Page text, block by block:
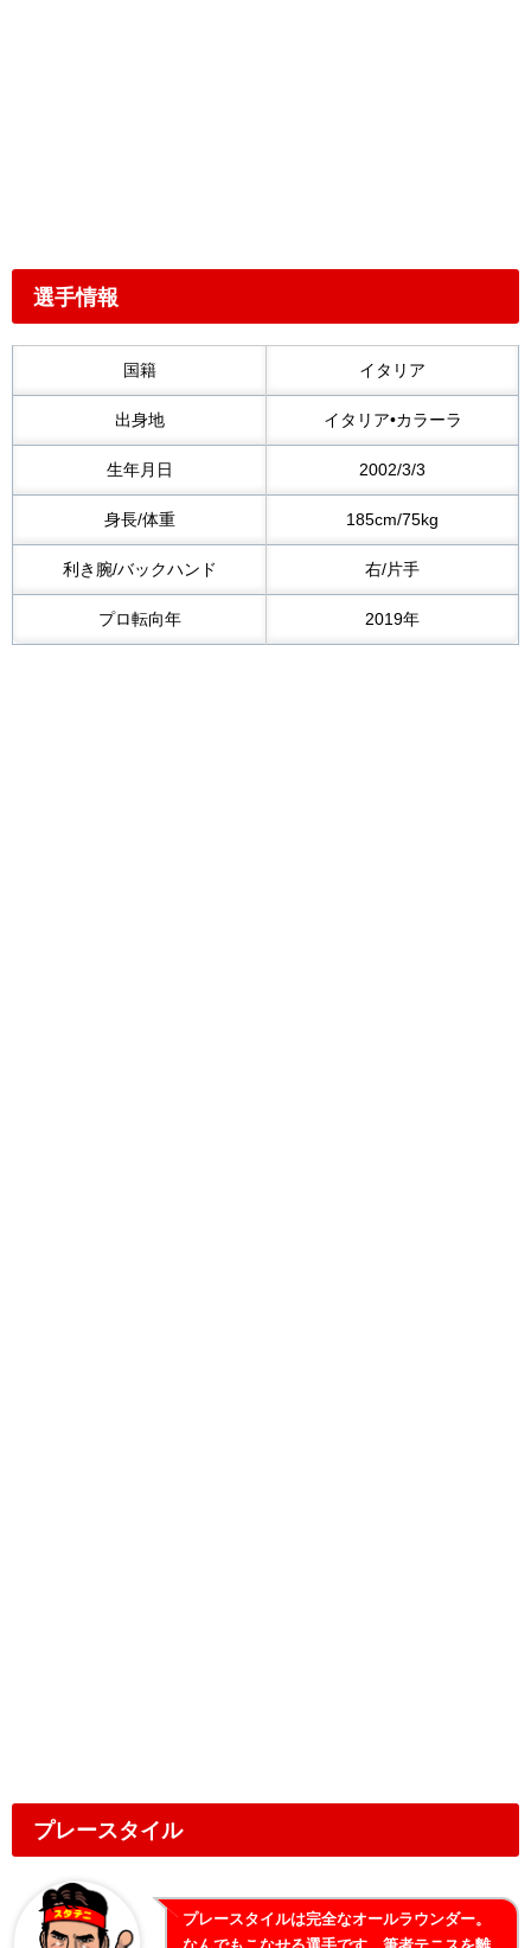
選手情報
国籍 イタリア
出身地 イタリア•カラーラ
生年月日 2002/3/3
身長/体重 185cm/75kg
利き腕/バックハンド 右/片手
プロ転向年 2019年
プレースタイル
プレースタイルは完全なオールラウンダー。
なんでもこなせる選手です。筆者テニスを離